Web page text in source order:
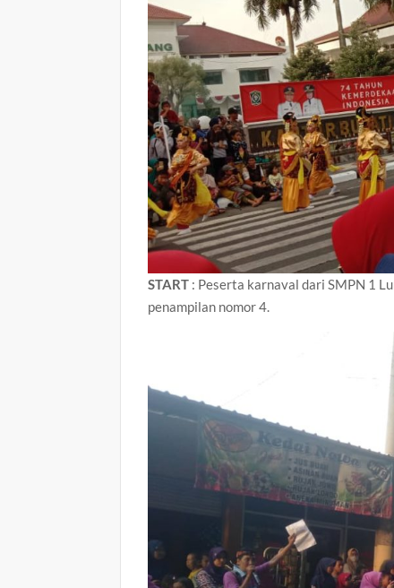
START : Peserta karnaval dari SMPN 1
penampilan nomor 4.